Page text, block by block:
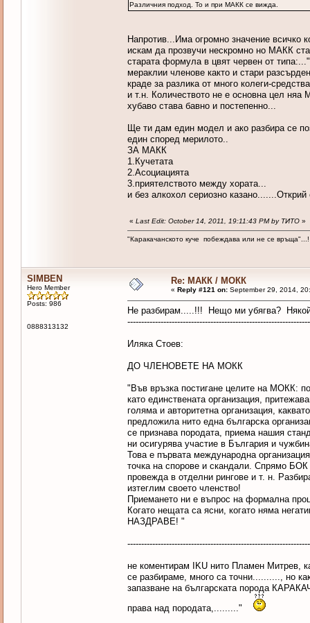
Различния подход. То и при МАКК се вижда.
Напротив...Има огромно значение всичко
искам да прозвучи нескромно но МАКК
старата формула в цвят червен от
мераклии членове както и стари
краде за разлика от много колеги-
и т.н. Количеството не е основна цел няа
хубаво става бавно и постепенно...
Ще ти дам един модел и ако разбира се
един според мерилото..
ЗА МАКК
1.Кучетата
2.Асоциацията
3.приятелството между хората...
и без алкохол сериозно
« Last Edit: October 14, 2011, 19:11:43 PM by ТИТО»
"Каракачанското куче побеждава или не се връща"...!
SIMBEN
Hero Member
Posts: 986
0888313132
Re: МАКК / МОКК
« Reply #121 on:September 29, 2014,
Не разбирам.....!!! Нещо ми убягва?
Иляка Стоев:
ДО ЧЛЕНОВЕТЕ НА МОКК
"Във връзка постигане целите на МОКК:
като единствената организация,
голяма и авторитетна организация,
предложила нито една българска
се признава породата, приема нашия
ни осигурява участие в България и
Това е първата международна
точка на спорове и скандали. Спрямо
провежда в отделни рингове и т. н.
изтеглим своето членство!
Приемането ни е въпрос на формална
Когато нещата са ясни, когато няма
НАЗДРАВЕ! "
не коментирам IKU нито Пламен Митрев,
се разбираме, много са точни.........., но
запазване на българската порода
права над породата,........."